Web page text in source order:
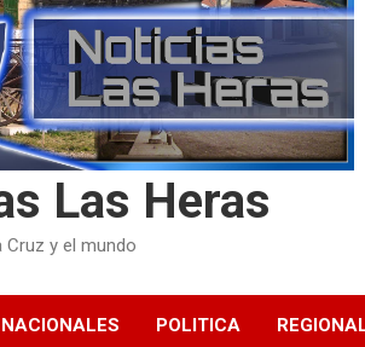
Las Heras
y el mundo
NACIONALES POLITICA